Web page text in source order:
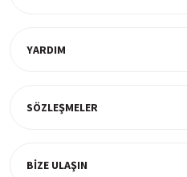
YARDIM
SÖZLEŞMELER
BİZE ULAŞIN